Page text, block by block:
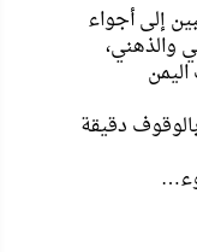
إلى أجواء
والذهني،
دقيقة